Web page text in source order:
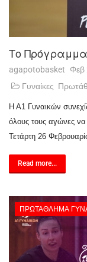
Το Πρόγραμμα
agapotobasket Φεβ
Γυναίκες
Η Α1 Γυναικών
όλους τους αγώνες να
Τετάρτη 26
Read more...
ΠΡΩΤΆΘΛΗΜΑ